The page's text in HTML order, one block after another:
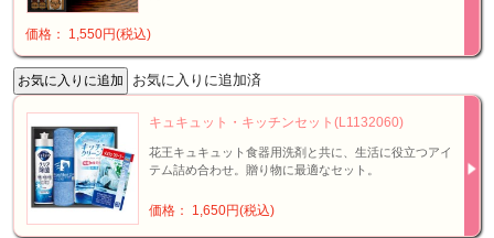
価格： 1,550円(税込)
お気に入りに追加済
キュキュット・キッチンセット(L1132060)
花王キュキュット食器用洗剤と共に、生活に役立つアイ
テム詰め合わせ。贈り物に最適なセット。
価格： 1,650円(税込)